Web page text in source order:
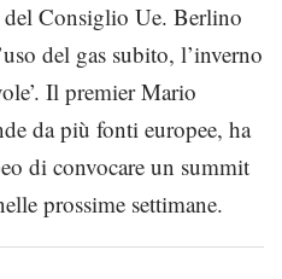
Consiglio Ue. Berlino
del gas subito, l’inverno
Il premier Mario
da più fonti europee, ha
di convocare un summit
prossime settimane.